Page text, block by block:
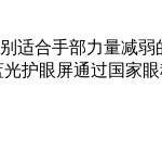
适合手部力量减
护眼屏通过国家